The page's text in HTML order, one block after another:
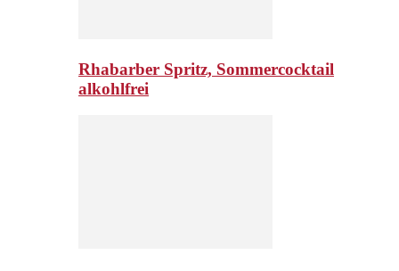
Rhabarber Spritz, Sommercocktail
alkohlfrei